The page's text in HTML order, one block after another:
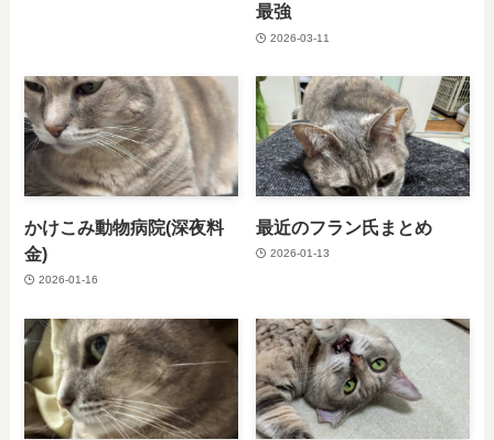
最強
2026-03-11
かけこみ動物病院(深夜料
金)
2026-01-16
最近のフラン氏まとめ
2026-01-13